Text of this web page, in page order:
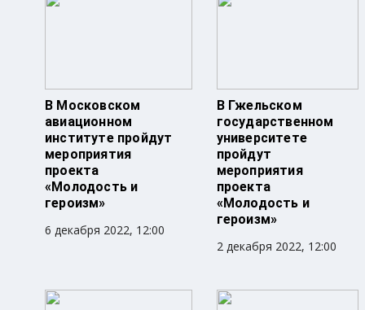
В Московском
авиационном
институте пройдут
мероприятия
проекта
«Молодость и
героизм»
6 декабря 2022, 12:00
В Гжельском
государственном
университете
пройдут
мероприятия
проекта
«Молодость и
героизм»
2 декабря 2022, 12:00